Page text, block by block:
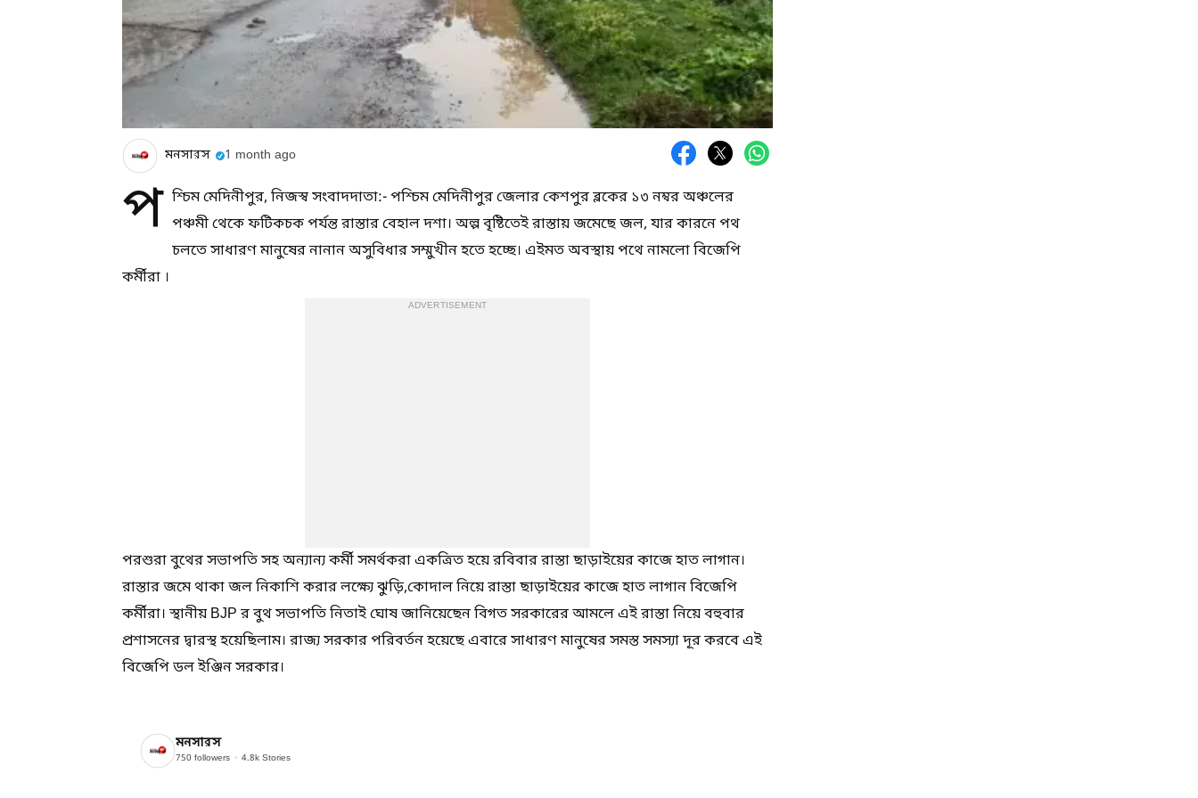
মনসারস 1 month ago
প শ্চিম মেদিনীপুর, নিজস্ব সংবাদদাতা:- পশ্চিম মেদিনীপুর জেলার কেশপুর ব্লকের ১৩ নম্বর অঞ্চলের
পঞ্চমী থেকে ফটিকচক পর্যন্ত রাস্তার বেহাল দশা। অল্প বৃষ্টিতেই রাস্তায় জমেছে জল, যার কারনে পথ
চলতে সাধারণ মানুষের নানান অসুবিধার সম্মুখীন হতে হচ্ছে। এইমত অবস্থায় পথে নামলো বিজেপি
কর্মীরা ।
ADVERTISEMENT
পরশুরা বুথের সভাপতি সহ অন্যান্য কর্মী সমর্থকরা একত্রিত হয়ে রবিবার রাস্তা ছাড়াইয়ের কাজে হাত লাগান।
রাস্তার জমে থাকা জল নিকাশি করার লক্ষ্যে ঝুড়ি,কোদাল নিয়ে রাস্তা ছাড়াইয়ের কাজে হাত লাগান বিজেপি
কর্মীরা। স্থানীয় BJP র বুথ সভাপতি নিতাই ঘোষ জানিয়েছেন বিগত সরকারের আমলে এই রাস্তা নিয়ে বহুবার
প্রশাসনের দ্বারস্থ হয়েছিলাম। রাজ্য সরকার পরিবর্তন হয়েছে এবারে সাধারণ মানুষের সমস্ত সমস্যা দূর করবে এই
বিজেপি ডল ইঞ্জিন সরকার।
মনসারস
750 followers 4.8k Stories